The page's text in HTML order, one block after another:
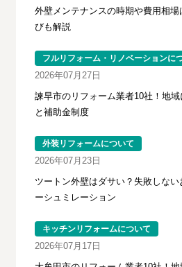
外壁メンテナンスの時期や費用相
びも解説
フルリフォーム・リノベーションに
2026年07月27日
諫早市のリフォーム業者10社！地
と補助金制度
外装リフォームについて
2026年07月23日
ツートン外壁はダサい？失敗しな
ーシュミレーション
キッチンリフォームについて
2026年07月17日